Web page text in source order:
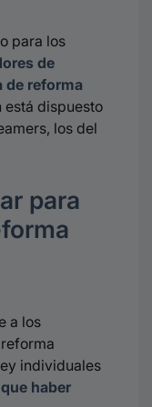
para los
de
de reforma
está dispuesto
los del
para
a los
individuales
haber